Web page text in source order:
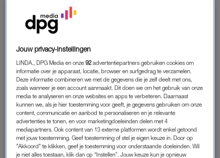
Nu weten lyrische fans ein-de-lijk wat die mysterieuze klok op
de website van Krezip betekende.
COMEBACK KREZIP
De vijfkoppige band zal haar comeback maken tijdens de
vijftigste editie van Pinkpop in juni dit jaar. Alsof dat voor alle
fans nog niet genoeg was, zijn de Tilburgers ook nog eens op
26 oktober te zien in de Ziggo Dome.
Lees ook
Mysterieuze klok zorgt voor (nu al) lyrische fans: komt
Krezip terug op de bühne?
Jouw privacy-instellingen
LINDA., DPG Media en onze92 advertentiepartners gebruiken cookies om
informatie over je apparaat, locatie, browser en surfgedrag te verzamelen.
Deze informatie combineren we met de gegevens die je zelf deelt met ons,
zoals wanneer je een account aanmaakt. Dit doen we om het gebruik van onze
media te analyseren en onze websites en apps te verbeteren. Daarnaast
kunnen we, als je hier toestemming voor geeft, je gegevens gebruiken om onze
content, communicatie en aanbod te personaliseren en je relevante
advertenties te tonen, en voor marketingdoeleinden delen met 4
mediapartners. Ook content van 13 externe platformen wordt enkel getoond
met jouw toestemming. Geef toestemming of stel je eigen keuze in. Door op
"Akkoord" te klikken, geef je toestemming voor onderstaande doeleinden. Wil
je niet alles toestaan, klik dan op “Instellen”. Jouw keuze kun je opnieuw